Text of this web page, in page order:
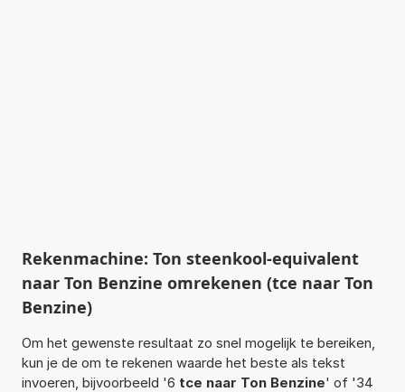
Rekenmachine: Ton steenkool-equivalent
naar Ton Benzine omrekenen (tce naar Ton
Benzine)
Om het gewenste resultaat zo snel mogelijk te bereiken,
kun je de om te rekenen waarde het beste als tekst
invoeren, bijvoorbeeld '6 tce naar Ton Benzine' of '34